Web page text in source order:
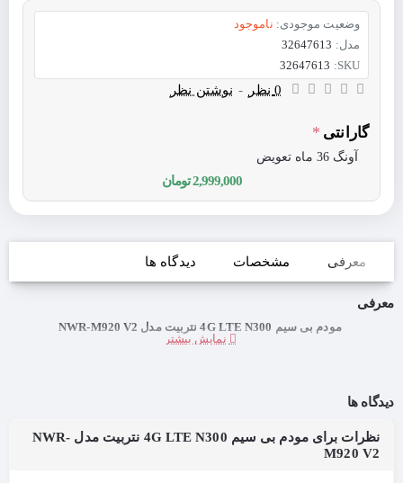
وضعیت موجودی: ناموجود
مدل: 32647613
SKU:
32647613
0 نظر - نوشتن نظر
گارانتی
آونگ 36 ماه تعویض
2,999,000 تومان
معرفی مشخصات دیدگاه ها
معرفی
مودم بی سیم 4G LTE N300 نتربیت مدل NWR-M920 V2
دیدگاه ها
نظرات برای مودم بی سیم 4G LTE N300 نتربیت مدل NWR-
M920 V2